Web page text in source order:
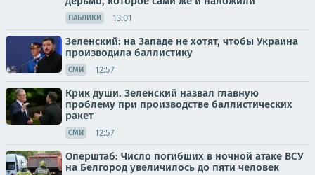
ПАБЛИКИ 13:01
Зеленский: на Западе не хотят, чтобы Украина
производила баллистику
СМИ 12:57
Крик души. Зеленский назвал главную
проблему при производстве баллистических
ракет
СМИ 12:57
Оперштаб: Число погибших в ночной атаке ВСУ
на Белгород увеличилось до пяти человек